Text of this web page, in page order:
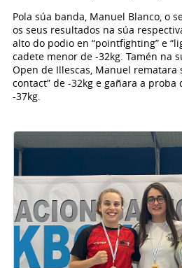
Pola súa banda, Manuel Blanco, o
os seus resultados na súa
alto do podio en “pointfighting” e
cadete menor de -32kg. Tamén na
Open de Illescas, Manuel rematara
contact” de -32kg e gañara a proba
-37kg.